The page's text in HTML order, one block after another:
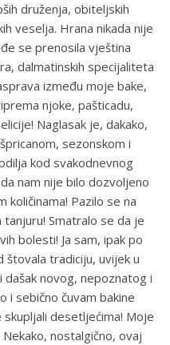
druženja, obiteljskih
veselja. Hrana nikada nije
se prenosila vještina
dalmatinskih specijaliteta
između moje bake,
njoke, pašticadu,
Naglasak je, dakako,
sezonskom i
kod svakodnevnog
nam nije bilo dozvoljeno
količinama! Pazilo se na
Smatralo se da je
bolesti! Ja sam, ipak po
štovala tradiciju, uvijek u
novog, nepoznatog i
i sebično čuvam bakine
desetljećima! Moje
nostalgično, ovaj